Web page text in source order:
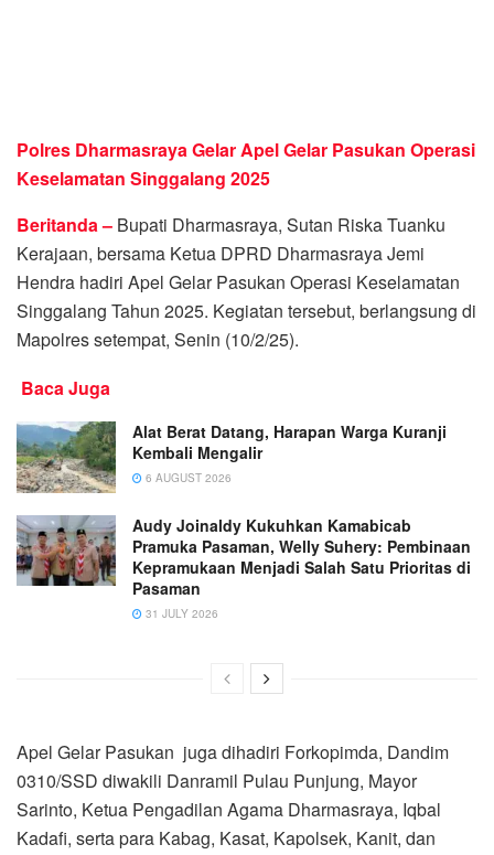
Polres Dharmasraya Gelar Apel Gelar Pasukan Operasi
Keselamatan Singgalang 2025
Beritanda – Bupati Dharmasraya, Sutan Riska Tuanku
Kerajaan, bersama Ketua DPRD Dharmasraya Jemi
Hendra hadiri Apel Gelar Pasukan Operasi Keselamatan
Singgalang Tahun 2025. Kegiatan tersebut, berlangsung di
Mapolres setempat, Senin (10/2/25).
Baca Juga
Alat Berat Datang, Harapan Warga Kuranji
Kembali Mengalir
6 AUGUST 2026
Audy Joinaldy Kukuhkan Kamabicab
Pramuka Pasaman, Welly Suhery: Pembinaan
Kepramukaan Menjadi Salah Satu Prioritas di
Pasaman
31 JULY 2026
Apel Gelar Pasukan juga dihadiri Forkopimda, Dandim
0310/SSD diwakili Danramil Pulau Punjung, Mayor
Sarinto, Ketua Pengadilan Agama Dharmasraya, Iqbal
Kadafi, serta para Kabag, Kasat, Kapolsek, Kanit, dan